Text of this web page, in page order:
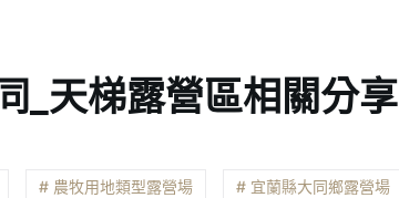
_天梯露營區相關分享
# 農牧用地類型露營場 # 宜蘭縣大同鄉露營場